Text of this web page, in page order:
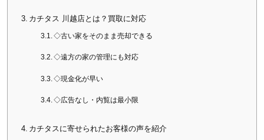
カチタス 川越店とは？買取に対応
◇古い家をそのまま売却できる
◇遠方の家の管理にも対応
◇現金化が早い
◇広告なし・内覧は最小限
カチタスに寄せられたお客様の声を紹介